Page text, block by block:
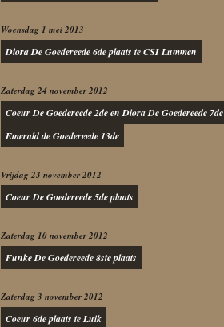
Woensdag 1 mei 2013
Diora De Goedereede 6de plaats te CSI Lummen
Zaterdag 24 november 2012
Coeur De Goedereede 2de en Diora De Goedereede 7de
Emerald de Goedereede 13de
Vrijdag 23 november 2012
Coeur De Goedereede 5de plaats
Zaterdag 10 november 2012
Funke De Goedereede 8ste plaats
Zaterdag 3 november 2012
Coeur 6de plaats te Luik